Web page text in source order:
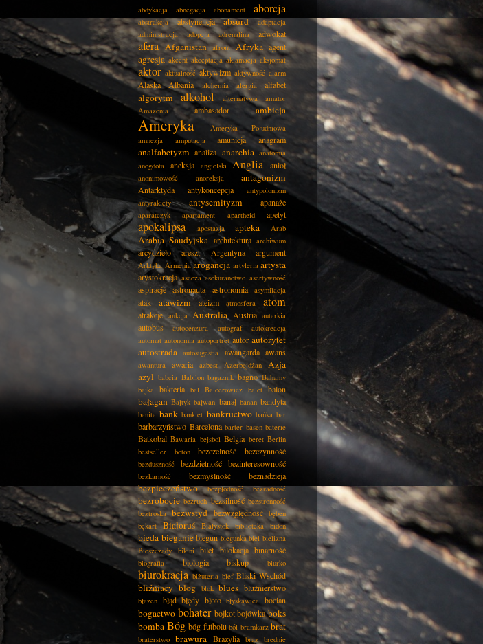
abdykacja abnegacja abonament aborcja
abstrakcja abstynencja absurd
adaptacja
administracja
adopcja adrenalina adwokat
afera Afganistan afront Afryka agent
agresja akcent akceptacja aklamacja aksjomat
aktor aktualność aktywizm aktywność alarm
Alaska Albania alchemia alergia alfabet
algorytm alkohol alternatywa
amator
Amazonia
ambasador ambicja
Ameryka
Ameryka Południowa
amnezja
amputacja amunicja anagram
analfabetyzm analiza anarchia anatomia
anegdota
aneksja angielski Anglia anioł
anonimowość anoreksja antagonizm
Antarktyda antykoncepcja
antypolonizm
antyrakiety
antysemityzm apanaże
aparatczyk apartament apartheid apetyt
apokalipsa apostazja apteka Arab
Arabia Saudyjska architektura archiwum
arcydzieło areszt Argentyna argument
Arktyka Armenia arogancja artyleria artysta
arystokracja asceza asekuranctwo asertywność
aspiracje astronauta astronomia asymilacja
atak atawizm ateizm atmosfera atom
atrakcje aukcja Australia Austria autarkia
autobus autocenzura autograf
autokreacja
automat autonomia autoportret autor autorytet
autostrada autosugestia awangarda awans
awantura awaria azbest Azerbejdżan
Azja
azyl babcia Babilon bagażnik bagno Bahamy
bajka bakteria bal Balcerowicz balet balon
bałagan Bałtyk bałwan banał banan bandyta
banita bank bankiet bankructwo bańka bar
barbarzyństwo Barcelona barter basen baterie
Batkobal Bawaria bejsbol Belgia beret Berlin
bestseller
beton bezczelność bezczynność
bezduszność bezdzietność bezinteresowność
bezkarność bezmyślność beznadzieja
bezpieczeństwo bezpłodność bezradność
bezrobocie bezruch bezsilność bezstronność
beztroska bezwstyd bezwzględność bęben
bękart
Białoruś Białystok biblioteka bidon
bieda bieganie biegun biegunka biel bielizna
Bieszczady
bikini bilet bilokacja binarność
biografia biologia biskup biurko
biurokracja biżuteria blef Bliski Wschód
bliźniacy blog blok blues bluźnierstwo
błazen błąd błędy błoto błyskawica bocian
bogactwo bohater bojkot bojówka boks
bomba Bóg bóg futbolu ból bramkarz brat
braterstwo brawura Brazylia brąz brednie